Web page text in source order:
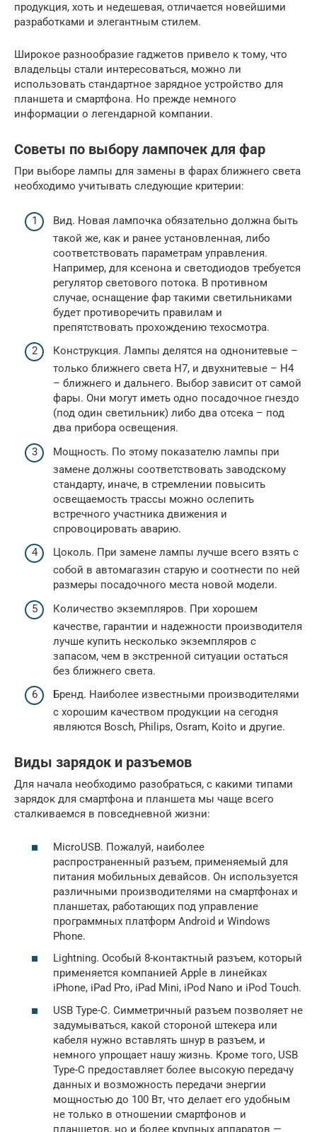
продукция, хоть и недешевая, отличается новейшими
разработками и элегантным стилем.
Широкое разнообразие гаджетов привело к тому, что
владельцы стали интересоваться, можно ли
использовать стандартное зарядное устройство для
планшета и смартфона. Но прежде немного
информации о легендарной компании.
Советы по выбору лампочек для фар
При выборе лампы для замены в фарах ближнего света
необходимо учитывать следующие критерии:
Вид. Новая лампочка обязательно должна быть
такой же, как и ранее установленная, либо
соответствовать параметрам управления.
Например, для ксенона и светодиодов требуется
регулятор светового потока. В противном
случае, оснащение фар такими светильниками
будет противоречить правилам и
препятствовать прохождению техосмотра.
Конструкция. Лампы делятся на однонитевые –
только ближнего света H7, и двухнитевые – H4
– ближнего и дальнего. Выбор зависит от самой
фары. Они могут иметь одно посадочное гнездо
(под один светильник) либо два отсека – под
два прибора освещения.
Мощность. По этому показателю лампы при
замене должны соответствовать заводскому
стандарту, иначе, в стремлении повысить
освещаемость трассы можно ослепить
встречного участника движения и
спровоцировать аварию.
Цоколь. При замене лампы лучше всего взять с
собой в автомагазин старую и соотнести по ней
размеры посадочного места новой модели.
Количество экземпляров. При хорошем
качестве, гарантии и надежности производителя
лучше купить несколько экземпляров с
запасом, чем в экстренной ситуации остаться
без ближнего света.
Бренд. Наиболее известными производителями
с хорошим качеством продукции на сегодня
являются Bosch, Philips, Osram, Koito и другие.
Виды зарядок и разъемов
Для начала необходимо разобраться, с какими типами
зарядок для смартфона и планшета мы чаще всего
сталкиваемся в повседневной жизни:
MicroUSB. Пожалуй, наиболее
распространенный разъем, применяемый для
питания мобильных девайсов. Он используется
различными производителями на смартфонах и
планшетах, работающих под управление
программных платформ Android и Windows
Phone.
Lightning. Особый 8-контактный разъем, который
применяется компанией Apple в линейках
iPhone, iPad Pro, iPad Mini, iPod Nano и iPod Touch.
USB Type-C. Симметричный разъем позволяет не
задумываться, какой стороной штекера или
кабеля нужно вставлять шнур в разъем, и
немного упрощает нашу жизнь. Кроме того, USB
Type-C предоставляет более высокую передачу
данных и возможность передачи энергии
мощностью до 100 Вт, что делает его удобным
не только в отношении смартфонов и
планшетов, но и более крупных аппаратов —